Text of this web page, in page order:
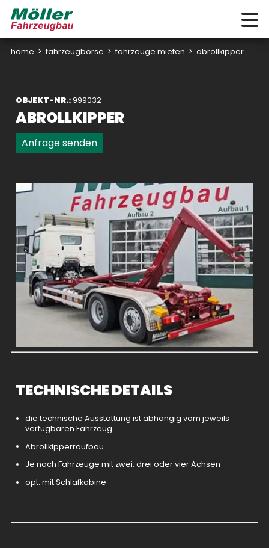
home > fahrzeugbörse > fahrzeuge mieten > abrollkipper
OBJEKT-NR.:999032
ABROLLKIPPER
Anfrage senden
TECHNISCHE DETAILS
die technische Ausstattung ist abhängig vom jeweils
verfügbaren Fahrzeug
Abrollkipperraufbau
Je nach Fahrzeuge mit zwei, drei oder vier Achsen
opt. mit Schlafkabine